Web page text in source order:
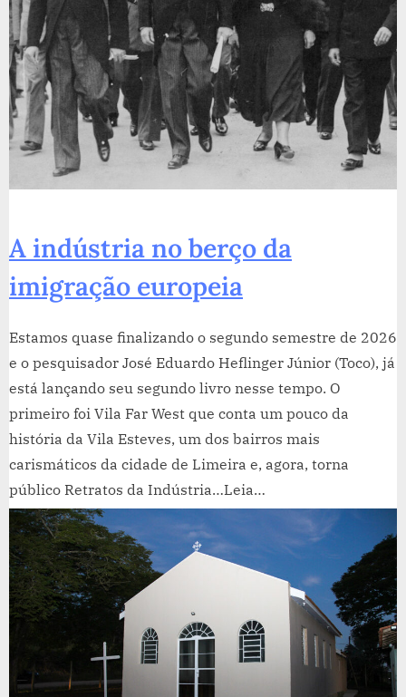
A indústria no berço da
imigração europeia
Estamos quase finalizando o segundo semestre de 2026
e o pesquisador José Eduardo Heflinger Júnior (Toco), já
está lançando seu segundo livro nesse tempo. O
primeiro foi Vila Far West que conta um pouco da
história da Vila Esteves, um dos bairros mais
carismáticos da cidade de Limeira e, agora, torna
público Retratos da Indústria…Leia…